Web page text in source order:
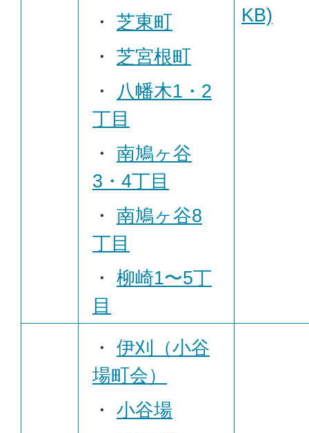
・ 芝東町
・ 芝宮根町
・ 八幡木1・2
丁目
・ 南鳩ヶ谷
3・4丁目
・ 南鳩ヶ谷8
丁目
・ 柳崎1〜5丁
目
KB)
・ 伊刈（小谷
場町会）
・ 小谷場